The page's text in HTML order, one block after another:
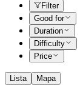
Filter
Good for
Duration
Difficulty
Price
Lista Mapa